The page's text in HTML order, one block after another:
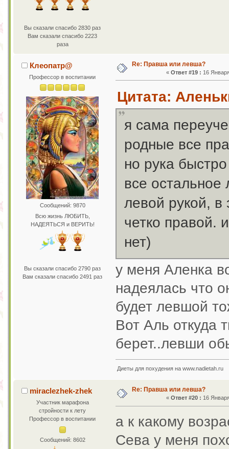
Вы сказали спасибо 2830 раз
Вам сказали спасибо 2223
раза
Клеопатр@
Профессор в воспитании
Сообщений: 9870
Всю жизнь ЛЮБИТЬ,
НАДЕЯТЬСЯ и ВЕРИТЬ!
Вы сказали спасибо 2790 раз
Вам сказали спасибо 2491 раз
Re: Правша или левша?
« Ответ #19 : 16
Цитата:
я сама
родные все
но рука
все
левой рукой, в
четко правой.
нет)
у меня Аленка
надеялась что
будет левшой
Вот Аль откуда
берет..левши
Диеты для похудения на www.nadietah.ru
miraclezhek-zhek
Участник марафона
стройности к лету
Профессор в воспитании
Сообщений: 8602
Re: Правша или левша?
« Ответ #20 : 16
а к какому
Сева у меня